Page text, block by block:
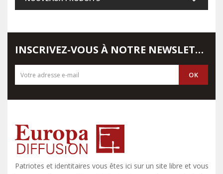
INSCRIVEZ-VOUS À NOTRE NEWSLETTER
Patriotes et identitaires vous êtes ici sur un site libre et vous y